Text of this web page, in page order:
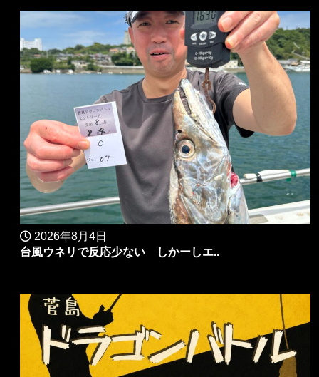
2026年8月4日
台風ウネリで反応少ない しかーしエ..